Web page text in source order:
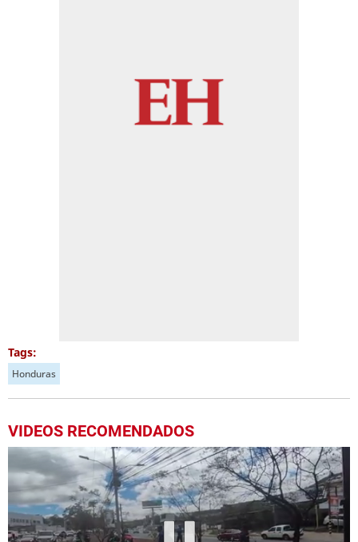
Tags:
Honduras
VIDEOS RECOMENDADOS